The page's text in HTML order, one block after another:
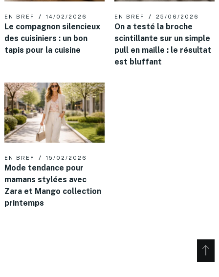
EN BREF 14/02/2026
Le compagnon silencieux
des cuisiniers : un bon
tapis pour la cuisine
EN BREF 25/06/2026
On a testé la broche
scintillante sur un simple
pull en maille : le résultat
est bluffant
EN BREF 15/02/2026
Mode tendance pour
mamans stylées avec
Zara et Mango collection
printemps